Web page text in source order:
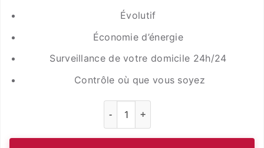
Évolutif
Économie d’énergie
Surveillance de votre domicile 24h/24
Contrôle où que vous soyez